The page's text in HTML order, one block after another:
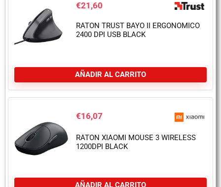
€21,60
RATON TRUST BAYO II ERGONOMICO
2400 DPI USB BLACK
AÑADIR AL CARRITO
€16,07
RATON XIAOMI MOUSE 3 WIRELESS
1200DPI BLACK
AÑADIR AL CARRITO